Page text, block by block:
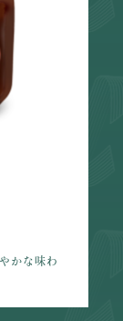
かな味わ